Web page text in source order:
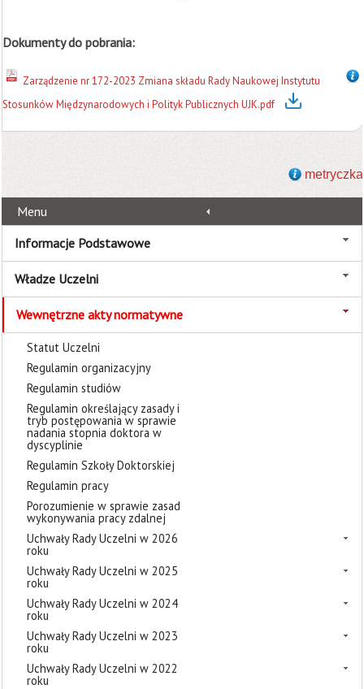
Dokumenty do pobrania:
Zarządzenie nr 172-2023 Zmiana składu Rady Naukowej Instytutu
Stosunków Międzynarodowych i Polityk Publicznych UJK.pdf
metryczka
Menu
Informacje Podstawowe
Władze Uczelni
Wewnętrzne akty normatywne
Statut Uczelni
Regulamin organizacyjny
Regulamin studiów
Regulamin określający zasady i
tryb postępowania w sprawie
nadania stopnia doktora w
dyscyplinie
Regulamin Szkoły Doktorskiej
Regulamin pracy
Porozumienie w sprawie zasad
wykonywania pracy zdalnej
Uchwały Rady Uczelni w 2026
roku
Uchwały Rady Uczelni w 2025
roku
Uchwały Rady Uczelni w 2024
roku
Uchwały Rady Uczelni w 2023
roku
Uchwały Rady Uczelni w 2022
roku